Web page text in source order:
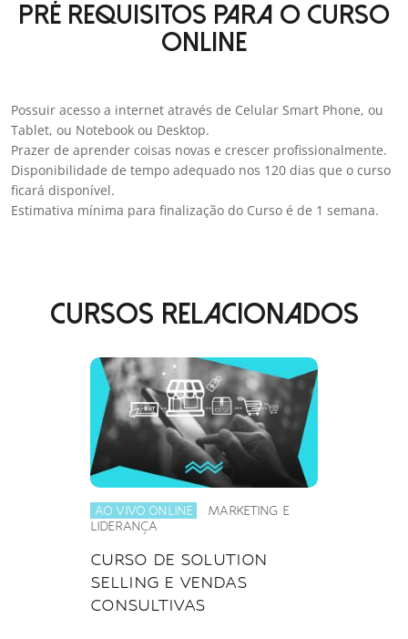
PRÉ REQUISITOS PARA O CURSO
ONLINE
Possuir acesso a internet através de Celular Smart Phone, ou
Tablet, ou Notebook ou Desktop.
Prazer de aprender coisas novas e crescer profissionalmente.
Disponibilidade de tempo adequado nos 120 dias que o curso
ficará disponível.
Estimativa mínima para finalização do Curso é de 1 semana.
CURSOS RELACIONADOS
AO VIVO ONLINE
MARKETING E
LIDERANÇA
CURSO DE SOLUTION
SELLING E VENDAS
CONSULTIVAS